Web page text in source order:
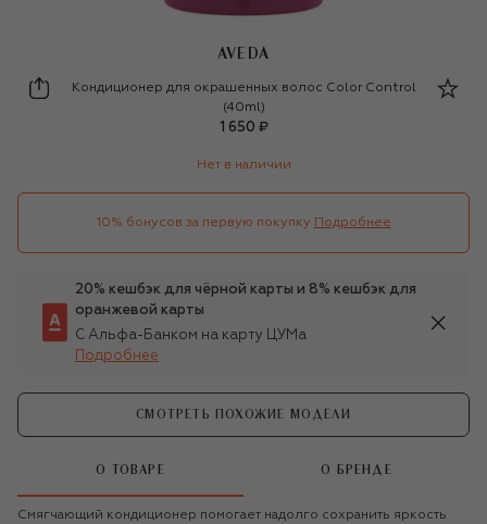
AVEDA
Aveda
Кондиционер для окрашенных волос Color Control
(40ml)
1 650 ₽
Нет в наличии
10% бонусов за первую покупку Подробнее
20% кешбэк для чёрной карты и 8% кешбэк для
оранжевой карты
С Альфа-Банком на карту ЦУМа
Подробнее
СМОТРЕТЬ ПОХОЖИЕ МОДЕЛИ
О ТОВАРЕ О БРЕНДЕ
Смягчающий кондиционер помогает надолго сохранить яркость